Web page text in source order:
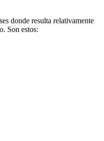
donde resulta relativamente
Son estos: